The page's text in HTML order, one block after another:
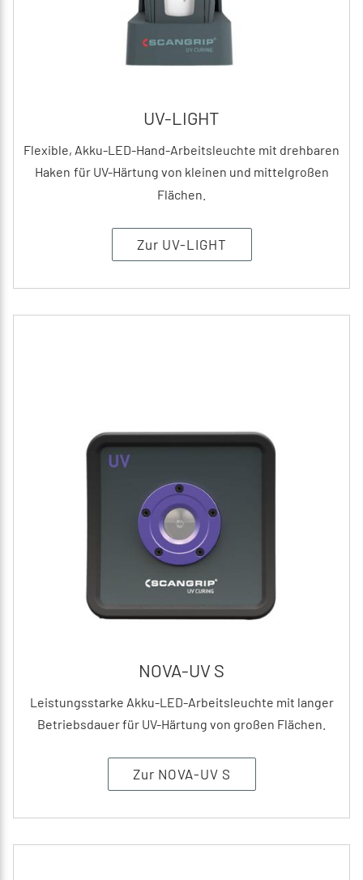
UV-LIGHT
Flexible, Akku-LED-Hand-Arbeitsleuchte mit drehbaren
Haken für UV-Härtung von kleinen und mittelgroßen
Flächen.
Zur UV-LIGHT
NOVA-UV S
Leistungsstarke Akku-LED-Arbeitsleuchte mit langer
Betriebsdauer für UV-Härtung von großen Flächen.
Zur NOVA-UV S